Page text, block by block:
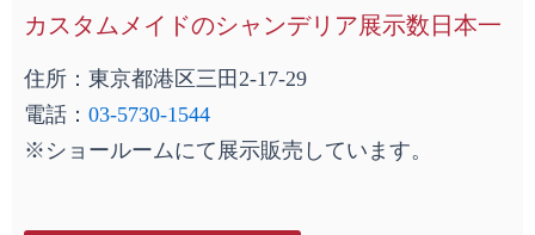
カスタムメイドのシャンデリア展示数日本一
住所：東京都港区三田2-17-29
電話： 03-5730-1544
※ショールームにて展示販売しています。